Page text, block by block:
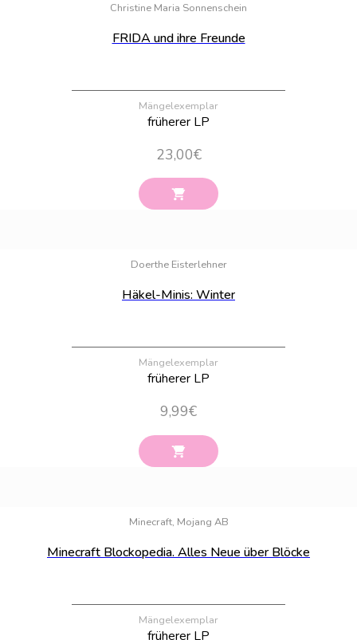
Christine Maria Sonnenschein
FRIDA und ihre Freunde
Mängelexemplar
früherer LP
23,00€
Doerthe Eisterlehner
Häkel-Minis: Winter
Mängelexemplar
früherer LP
9,99€
Minecraft, Mojang AB
Minecraft Blockopedia. Alles Neue über Blöcke
Mängelexemplar
früherer LP